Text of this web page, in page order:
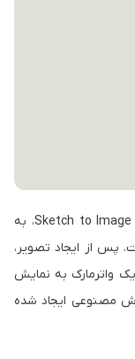
برای استفاده از Portrait Studio، مشابه ویژگی Sketch to Image، به
پس از ایجاد تصویر،
و یک واترمارک به نمایش
مصنوعی ایجاد شده